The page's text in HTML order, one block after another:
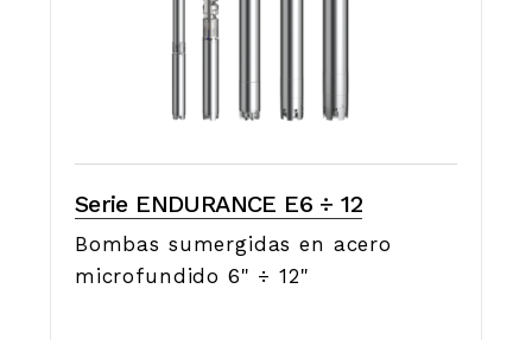
Serie ENDURANCE E6 ÷ 12
Bombas sumergidas en acero
microfundido 6" ÷ 12"